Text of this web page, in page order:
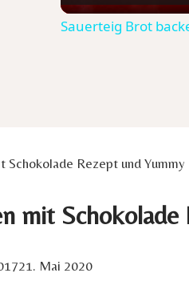
Sauerteig Brot
Schokolade Rezept und Yummy
mit
21. Mai 2020